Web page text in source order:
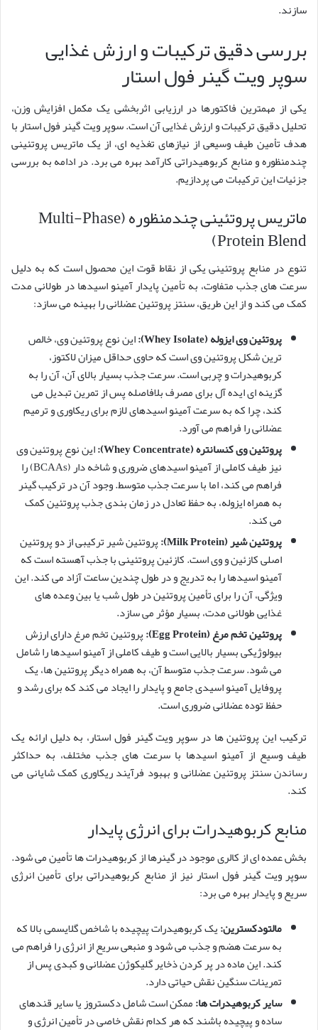
سازند.
بررسی دقیق ترکیبات و ارزش غذایی
سوپر ویت گینر فول استار
یکی از مهمترین فاکتورها در ارزیابی اثربخشی یک مکمل افزایش وزن،
تحلیل دقیق ترکیبات و ارزش غذایی آن است. سوپر ویت گینر فول استار با
هدف تأمین طیف وسیعی از نیازهای تغذیه ای، از یک ماتریس پروتئینی
چندمنظوره و منابع کربوهیدراتی کارآمد بهره می برد. در ادامه به بررسی
جزئیات این ترکیبات می پردازیم.
ماتریس پروتئینی چندمنظوره (Multi-Phase
Protein Blend)
تنوع در منابع پروتئینی یکی از نقاط قوت این محصول است که به دلیل
سرعت های جذب متفاوت، به تأمین پایدار آمینو اسیدها در طولانی مدت
کمک می کند و از این طریق، سنتز پروتئین عضلانی را بهینه می سازد:
پروتئین وی ایزوله (Whey Isolate):
این نوع پروتئین وی، خالص
ترین شکل پروتئین وی است که حاوی حداقل میزان لاکتوز،
کربوهیدرات و چربی است. سرعت جذب بسیار بالای آن، آن را به
گزینه ای ایده آل برای مصرف بلافاصله پس از تمرین تبدیل می
کند، چرا که به سرعت آمینو اسیدهای لازم برای ریکاوری و ترمیم
عضلانی را فراهم می آورد.
پروتئین وی کنسانتره (Whey Concentrate):
این نوع پروتئین وی
نیز طیف کاملی از آمینو اسیدهای ضروری و شاخه دار (BCAAs) را
فراهم می کند، اما با سرعت جذب متوسط. وجود آن در ترکیب گینر
به همراه ایزوله، به حفظ تعادل در زمان بندی جذب پروتئین کمک
می کند.
پروتئین شیر (Milk Protein):
پروتئین شیر ترکیبی از دو پروتئین
اصلی کازئین و وی است. کازئین پروتئینی با جذب آهسته است که
آمینو اسیدها را به تدریج و در طول چندین ساعت آزاد می کند. این
ویژگی، آن را برای تأمین پروتئین در طول شب یا بین وعده های
غذایی طولانی مدت، بسیار مؤثر می سازد.
پروتئین تخم مرغ (Egg Protein):
پروتئین تخم مرغ دارای ارزش
بیولوژیکی بسیار بالایی است و طیف کاملی از آمینو اسیدها را شامل
می شود. سرعت جذب متوسط آن، به همراه دیگر پروتئین ها، یک
پروفایل آمینو اسیدی جامع و پایدار را ایجاد می کند که برای رشد و
حفظ توده عضلانی ضروری است.
ترکیب این پروتئین ها در سوپر ویت گینر فول استار، به دلیل ارائه یک
طیف وسیع از آمینو اسیدها با سرعت های جذب مختلف، به حداکثر
رساندن سنتز پروتئین عضلانی و بهبود فرآیند ریکاوری کمک شایانی می
کند.
منابع کربوهیدرات برای انرژی پایدار
بخش عمده ای از کالری موجود در گینرها از کربوهیدرات ها تأمین می شود.
سوپر ویت گینر فول استار نیز از منابع کربوهیدراتی برای تأمین انرژی
سریع و پایدار بهره می برد:
مالتودکسترین:یک کربوهیدرات پیچیده با شاخص گلایسمی بالا که
به سرعت هضم و جذب می شود و منبعی سریع از انرژی را فراهم می
کند. این ماده در پر کردن ذخایر گلیکوژن عضلانی و کبدی پس از
تمرینات سنگین نقش حیاتی دارد.
سایر کربوهیدرات ها:ممکن است شامل دکستروز یا سایر قندهای
ساده و پیچیده باشند که هر کدام نقش خاصی در تأمین انرژی و